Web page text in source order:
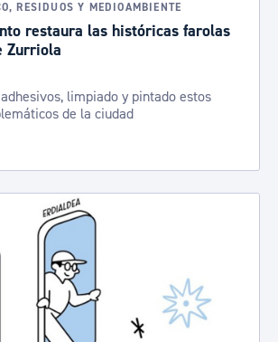
RESIDUOS Y MEDIOAMBIENTE
restaura las históricas farolas
Zurriola
limpiado y pintado estos
de la ciudad